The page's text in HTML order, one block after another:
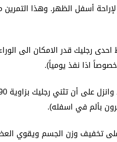
أسفل الظهر. وهذا
رجليك قدر الامكان الى
اذا نفذ يومياً).
بألم في اسفله).
على تخفيف وزن الجسم ويقوي